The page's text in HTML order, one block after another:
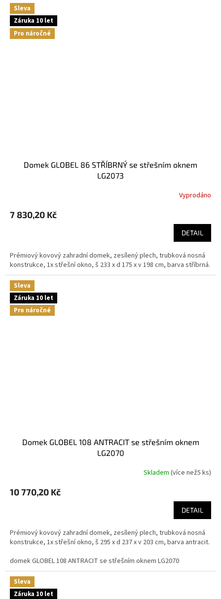
Sleva
Záruka 10 let
Pro náročné
domek GLOBEL 86 STŘÍBRNÝ se střešním oknem
LG2073
Vyprodáno
7 830,20 Kč
DETAIL
Prémiový kovový zahradní domek, zesílený plech, trubková nosná
konstrukce, 1x střešní okno, š 233 x d 175 x v 198 cm, barva stříbrná.
Sleva
Záruka 10 let
Pro náročné
domek GLOBEL 108 ANTRACIT se střešním oknem
LG2070
Skladem (více než5 ks)
10 770,20 Kč
DETAIL
Prémiový kovový zahradní domek, zesílený plech, trubková nosná
konstrukce, 1x střešní okno, š 295 x d 237 x v 203 cm, barva antracit.
domek GLOBEL 108 ANTRACIT se střešním oknem LG2070
Sleva
Záruka 10 let